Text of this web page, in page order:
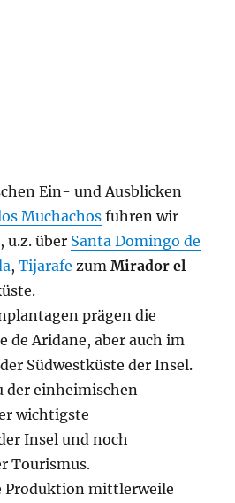
Ein- und Ausblicken
Muchachosfuhren wir
u.z. über Santa Domingo de
,Tijarafe zumMirador el
prägen die
de Aridane, aber auch im
Südwestküste der Insel.
der einheimischen
wichtigste
Insel und noch
Tourismus.
Produktion mittlerweile